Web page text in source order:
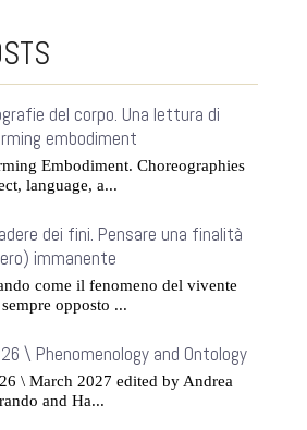
del corpo. Una lettura di
embodiment
Embodiment. Choreographies
language, a...
dei fini. Pensare una finalità
immanente
come il fenomeno del vivente
opposto ...
\ Phenomenology and Ontology
\ March 2027 edited by Andrea
and Ha...